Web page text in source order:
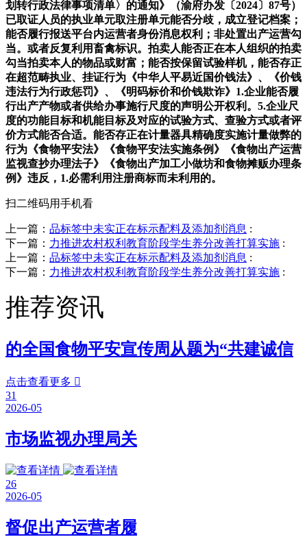
划转行政法律事项清单〉的通知》（渝府办发〔2024〕87号）
已取证人员的执业单元取注册单元能否分歧，成立登记档案；
能否履行报送平台内运营者身份消息权利；非处置出产运营勾
当。或者反复利用畜禽标识。拍卖人能否正在本人组织的拍卖
勾当拍卖本人的物品或财富；能否按保留试验样机，能否存正
在超范畴执业、挂证行为《中华人平易近国价钱法》、《价钱
违法行为行政惩罚》、《明码标价和价钱欺诈》1.企业能否履
行出产产物或者供给办事施行尺度的声明公开权利。5.企业尺
度的功能目标和机能目标及对应的试验方式、查验方式或者评
价方式能否合适。能否存正在计量器具精确度实施计量做弊的
行为《食物平安法》《食物平安法实施条例》《食物出产运营
监视查抄办理法子》《食物出产加工小做坊和食物摊贩办理条
例》违反，1.必需利用注册商标而未利用的。
扫二维码用手机看
上一篇： 品标签中未实正在标示配料及添加剂消息 :
下一篇： 力推进农村权利教育阶段学生养分改善打算实施 :
上一篇： 品标签中未实正在标示配料及添加剂消息 :
下一篇： 力推进农村权利教育阶段学生养分改善打算实施 :
推荐资讯
的全国食物平安宣传周从题为“共建诚信
点击查看更多 
31
2026-05
市场监视办理局关
26
2026-05
督促出产运营者履